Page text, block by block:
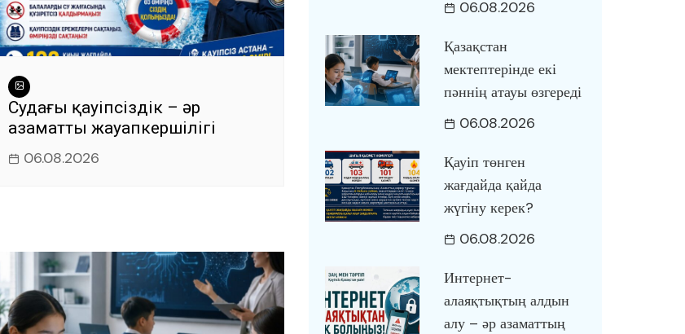
Судағы қауіпсіздік – әр
азаматтың жауапкершілігі
06.08.2026
06.08.2026
Қазақстан
мектептерінде екі
пәннің атауы өзгереді
06.08.2026
Қауіп төнген
жағдайда қайда
жүгіну керек?
06.08.2026
Интернет-
алаяқтықтың алдын
алу – әр азаматтың